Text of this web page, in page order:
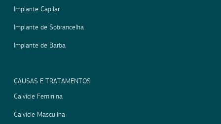
Implante Capilar
Implante de Sobrancelha
Implante de Barba
CAUSAS E TRATAMENTOS
Calvície Feminina
Calvície Masculina